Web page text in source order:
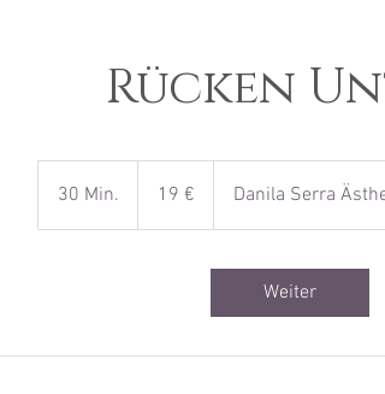
Rücken
30 Min.
0
19 € Danila Serra
Weiter